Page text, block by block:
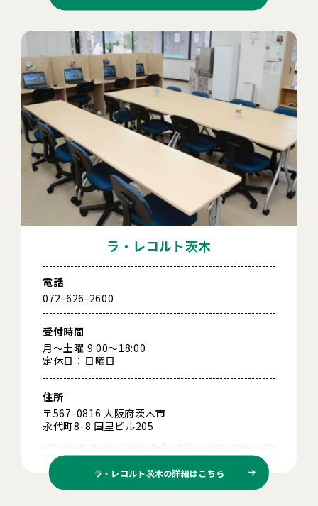
ラ・レコルト茨木
電話
072-626-2600
受付時間
月～土曜 9:00～18:00
定休日：日曜日
住所
〒567-0816 大阪府茨木市
永代町8-8 国里ビル205
ラ・レコルト茨木の詳細はこちら